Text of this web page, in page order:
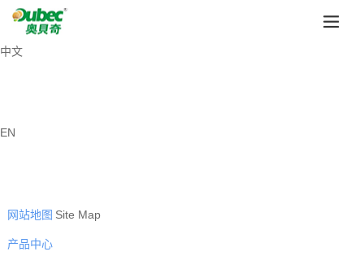
中文
EN
网站地图 Site Map
产品中心